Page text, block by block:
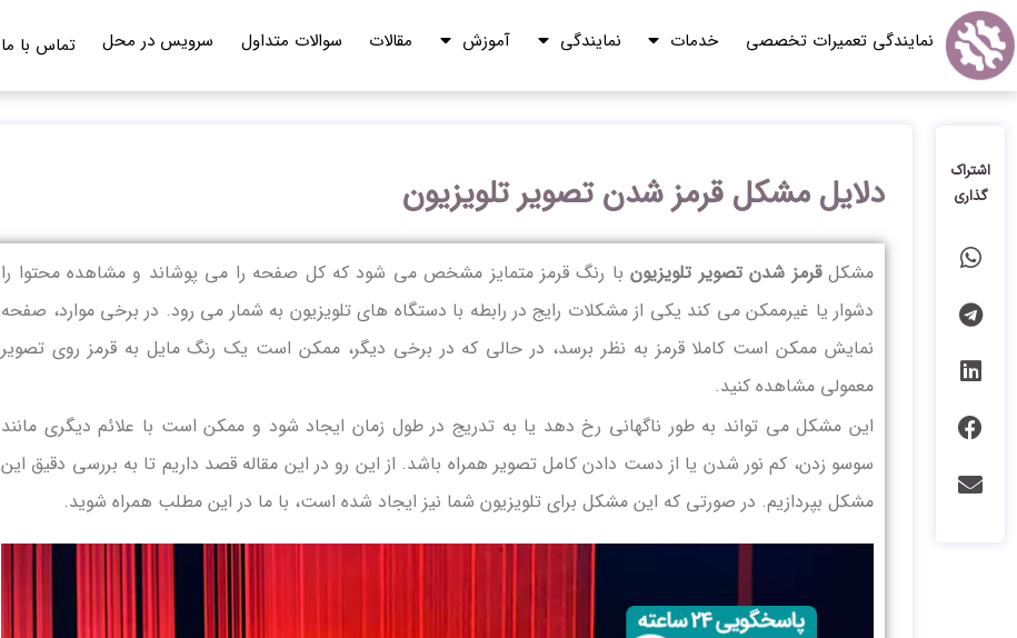
نمایندگی تعمیرات تخصصی خدمات نمایندگی آموزش مقالات سوالات متداول سرویس در محل تماس با ما
اشتراک
گذاری
دلایل مشکل قرمز شدن تصویر تلویزیون
مشکلقرمز شدن تصویر تلویزیونبا رنگ قرمز متمایز مشخص می شود که کل صفحه را می پوشاند و مشاهده محتوا را
دشوار یا غیرممکن می کند یکی از مشکلات رایج در رابطه با دستگاه های تلویزیون به شمار می رود. در برخی موارد، صفحه
نمایش ممکن است کاملا قرمز به نظر برسد، در حالی که در برخی دیگر، ممکن است یک رنگ مایل به قرمز روی تصویر
معمولی مشاهده کنید.
این مشکل می تواند به طور ناگهانی رخ دهد یا به تدریج در طول زمان ایجاد شود و ممکن است با علائم دیگری مانند
سوسو زدن، کم نور شدن یا از دست دادن کامل تصویر همراه باشد. از این رو در این مقاله قصد داریم تا به بررسی دقیق این
مشکل بپردازیم. در صورتی که این مشکل برای تلویزیون شما نیز ایجاد شده است، با ما در این مطلب همراه شوید.